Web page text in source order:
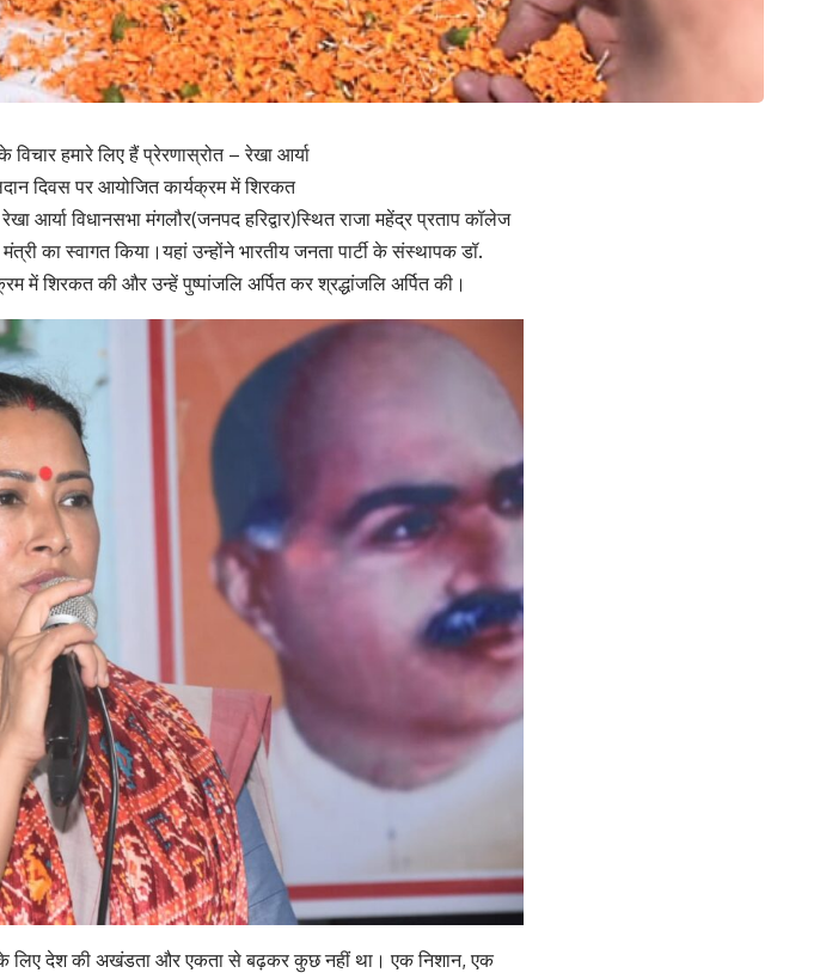
हमारे लिए हैं प्रेरणास्रोत – रेखा आर्या
दिवस पर आयोजित कार्यक्रम में शिरकत
आर्या विधानसभा मंगलौर(जनपद हरिद्वार)स्थित राजा महेंद्र प्रताप कॉलेज
का स्वागत किया।यहां उन्होंने भारतीय जनता पार्टी के संस्थापक डॉ.
में शिरकत की और उन्हें पुष्पांजलि अर्पित कर श्रद्धांजलि अर्पित की।
के लिए देश की अखंडता और एकता से बढ़कर कुछ नहीं था। एक निशान, एक